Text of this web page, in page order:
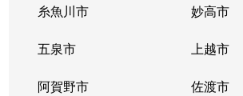
糸魚川市 妙高市
五泉市 上越市
阿賀野市 佐渡市